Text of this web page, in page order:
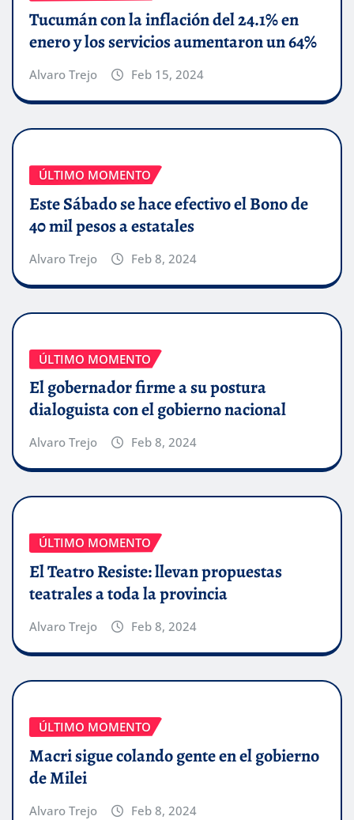
Tucumán con la inflación del 24.1% en
enero y los servicios aumentaron un 64%
Alvaro Trejo Feb 15, 2024
ÚLTIMO MOMENTO
Este Sábado se hace efectivo el Bono de
40 mil pesos a estatales
Alvaro Trejo Feb 8, 2024
ÚLTIMO MOMENTO
El gobernador firme a su postura
dialoguista con el gobierno nacional
Alvaro Trejo Feb 8, 2024
ÚLTIMO MOMENTO
El Teatro Resiste: llevan propuestas
teatrales a toda la provincia
Alvaro Trejo Feb 8, 2024
ÚLTIMO MOMENTO
Macri sigue colando gente en el gobierno
de Milei
Alvaro Trejo Feb 8, 2024